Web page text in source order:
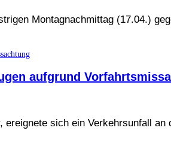
Montagnachmittag (17.04.)
aufgrund
ereignete sich ein Verkehrsunfall